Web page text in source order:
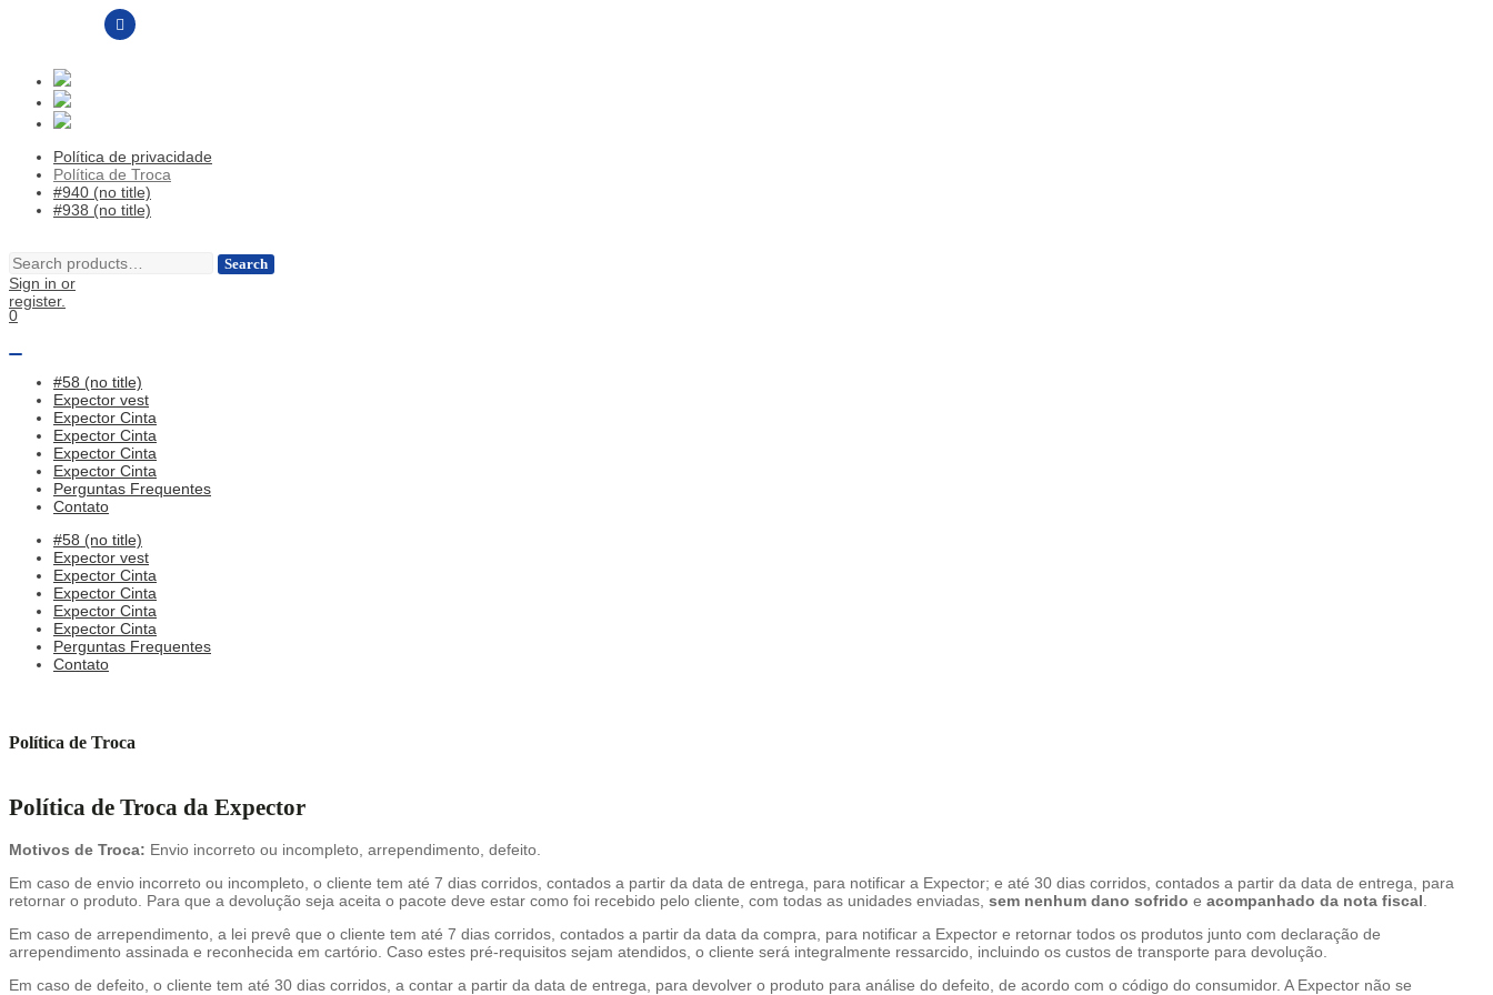
Política de privacidade
Política de Troca
#940 (no title)
#938 (no title)
to
navigation
to
content
Search
for:
Search
Sign in or
register.
0
#58 (no title)
Expector vest
Expector Cinta
Expector Cinta
Expector Cinta
Expector Cinta
Perguntas Frequentes
Contato
#58 (no title)
Expector vest
Expector Cinta
Expector Cinta
Expector Cinta
Expector Cinta
Perguntas Frequentes
Contato
Política de Troca
Política de Troca da Expector
Motivos de Troca: Envio incorreto ou incompleto, arrependimento, defeito.
Em caso de envio incorreto ou incompleto, o cliente tem até 7 dias corridos, contados a partir da data de entrega, para notificar a Expector; e até 30 dias corridos, contados a partir da data de entrega, para
retornar o produto. Para que a devolução seja aceita o pacote deve estar como foi recebido pelo cliente, com todas as unidades enviadas, sem nenhum dano sofrido e acompanhado da nota fiscal
Em caso de arrependimento, a lei prevê que o cliente tem até 7 dias corridos, contados a partir da data da compra, para notificar a Expector e retornar todos os produtos junto com declaração de
arrependimento assinada e reconhecida em cartório. Caso estes pré-requisitos sejam atendidos, o cliente será integralmente ressarcido, incluindo os custos de transporte para devolução.
Em caso de defeito, o cliente tem até 30 dias corridos, a contar a partir da data de entrega, para devolver o produto para análise do defeito, de acordo com o código do consumidor. A Expector não se